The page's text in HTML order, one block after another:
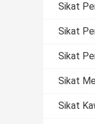
Sikat
Sikat
Sikat
Sikat
Sikat